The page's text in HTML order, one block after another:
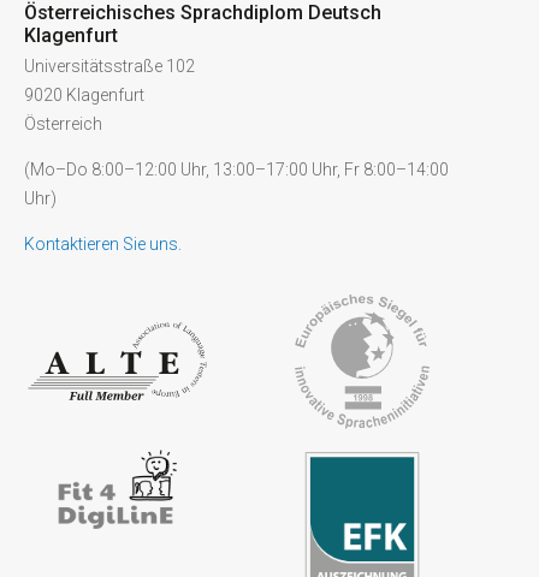
Österreichisches Sprachdiplom Deutsch
Klagenfurt
Universitätsstraße 102
9020 Klagenfurt
Österreich
(Mo–Do 8:00–12:00 Uhr, 13:00–17:00 Uhr, Fr 8:00–14:00
Uhr)
Kontaktieren Sie uns.